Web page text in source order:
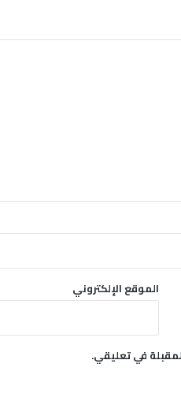
الموقع الإلكتروني
في تعليقي.